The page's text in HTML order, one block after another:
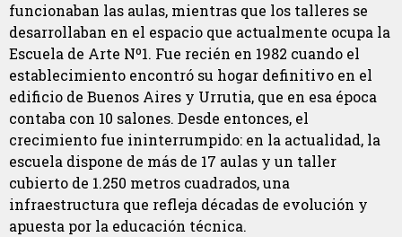
funcionaban las aulas, mientras que los talleres se
desarrollaban en el espacio que actualmente ocupa la
Escuela de Arte Nº1. Fue recién en 1982 cuando el
establecimiento encontró su hogar definitivo en el
edificio de Buenos Aires y Urrutia, que en esa época
contaba con 10 salones. Desde entonces, el
crecimiento fue ininterrumpido: en la actualidad, la
escuela dispone de más de 17 aulas y un taller
cubierto de 1.250 metros cuadrados, una
infraestructura que refleja décadas de evolución y
apuesta por la educación técnica.